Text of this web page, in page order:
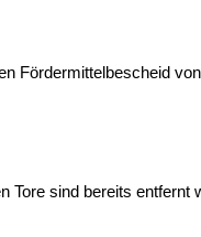
Fördermittelbescheid
sind bereits